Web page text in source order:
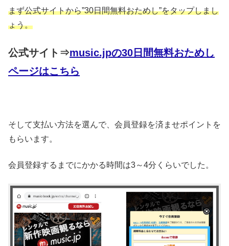
まず公式サイトから”30日間無料おためし”をタップしまし
ょう。
公式サイト⇒music.jpの30日間無料おためし
ページはこちら
そして支払い方法を選んで、会員登録を済ませポイントを
もらいます。
会員登録するまでにかかる時間は3～4分くらいでした。